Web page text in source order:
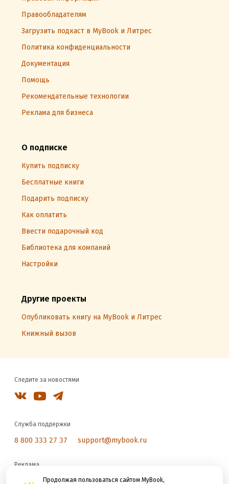
Продолжая пользоваться сайтом MyBook,
Правообладателям
Загрузить подкаст в MyBook и Литрес
Политика конфиденциальности
Документация
Помощь
Рекомендательные технологии
Реклама для бизнеса
О подписке
Купить подписку
Бесплатные книги
Подарить подписку
Как оплатить
Ввести подарочный код
Библиотека для компаний
Настройки
Другие проекты
Опубликовать книгу на MyBook и Литрес
Книжный вызов
Следите за новостями
Служба поддержки
8 800 333 27 37 support@mybook.ru
Реклама
reklama@litres.ru